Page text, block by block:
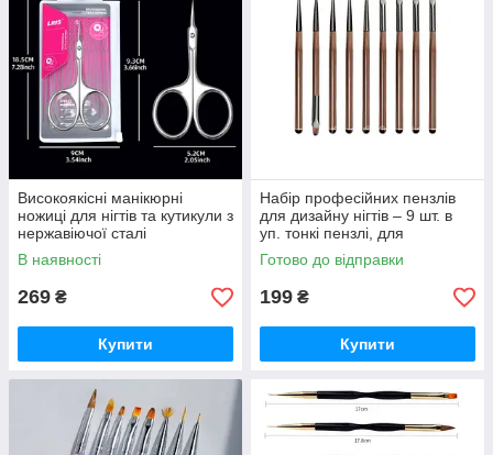
Високоякісні манікюрні
ножиці для нігтів та кутикули з
нержавіючої сталі
В наявності
269 ₴
Купити
Набір професійних пензлів
для дизайну нігтів – 9 шт. в
уп. тонкі пензлі, для
нарощування, градієнта
Готово до відправки
199 ₴
Купити